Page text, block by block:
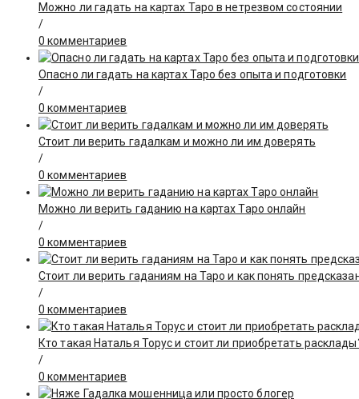
Можно ли гадать на картах Таро в нетрезвом состоянии
/
0 комментариев
Опасно ли гадать на картах Таро без опыта и подготовки
/
0 комментариев
Стоит ли верить гадалкам и можно ли им доверять
/
0 комментариев
Можно ли верить гаданию на картах Таро онлайн
/
0 комментариев
Стоит ли верить гаданиям на Таро и как понять
/
0 комментариев
Кто такая Наталья Торус и стоит ли приобретать
/
0 комментариев